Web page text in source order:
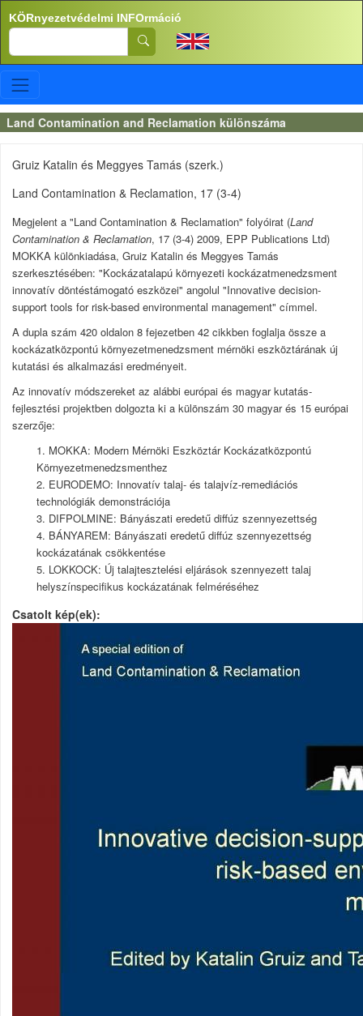
Ugrás a tartalomra
KÖRnyezetvédelmi INFOrmáció
Search
Land Contamination and Reclamation különszáma
Gruiz Katalin és Meggyes Tamás (szerk.)
Land Contamination & Reclamation, 17 (3-4)
Megjelent a "Land Contamination & Reclamation" folyóirat (Land
Contamination & Reclamation, 17 (3-4) 2009, EPP Publications Ltd)
MOKKA különkiadása, Gruiz Katalin és Meggyes Tamás
szerkesztésében: "Kockázatalapú környezeti kockázatmenedzsment
innovatív döntéstámogató eszközei" angolul "Innovative decision-
support tools for risk-based environmental management" címmel.
A dupla szám 420 oldalon 8 fejezetben 42 cikkben foglalja össze a
kockázatközpontú környezetmenedzsment mérnöki eszköztárának új
kutatási és alkalmazási eredményeit.
Az innovatív módszereket az alábbi európai és magyar kutatás-
fejlesztési projektben dolgozta ki a különszám 30 magyar és 15 európai
szerzője:
1. MOKKA: Modern Mérnöki Eszköztár Kockázatközpontú
Környezetmenedzsmenthez
2. EURODEMO: Innovatív talaj- és talajvíz-remediációs
technológiák demonstrációja
3. DIFPOLMINE: Bányászati eredetű diffúz szennyezettség
4. BÁNYAREM: Bányászati eredetű diffúz szennyezettség
kockázatának csökkentése
5. LOKKOCK: Új talajtesztelési eljárások szennyezett talaj
helyszínspecifikus kockázatának felméréséhez
Csatolt kép(ek)